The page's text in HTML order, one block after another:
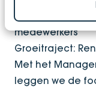
Bij tip 3:
medewerkers
Groeitraject:
Met het
leggen we de